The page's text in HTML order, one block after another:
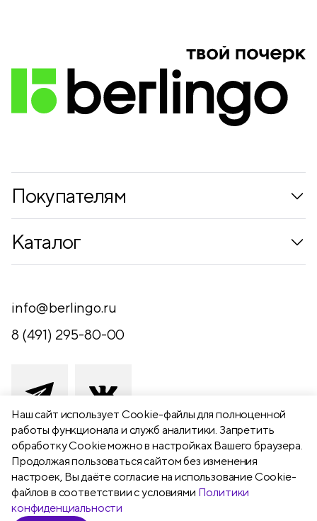
Наш сайт использует Сookie-файлы для полноценной
работы функционала и служб аналитики. Запретить
обработку Cookie можно в настройках Вашего браузера.
Продолжая пользоваться сайтом без изменения
настроек, Вы даёте согласие на использование Cookie-
файлов в соответствии с условиями Политики
конфиденциальности
Покупателям
Контакты
Обратная связь
Каталог
Письменные принадлежности
Канцелярские принадлежности
Чертежные принадлежности
Хобби и творчество
Презентационное оборудование
Школьный текстиль
Бумажная продукция
info@berlingo.ru
8 (491) 295-80-00
391111 Рязанская обл., Рыбновский р-
н,
г. Рыбное, ул. Берёзовая, 13а